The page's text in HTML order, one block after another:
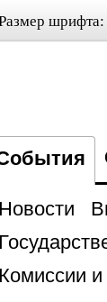
шрифта:
Новости
Комиссии и